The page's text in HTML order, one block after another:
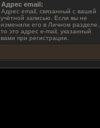
Адрес email:
Адрес email, связанный с вашей
учётной записью. Если вы не
изменили его в Личном разделе,
то это адрес e-mail, указанный
вами при регистрации.